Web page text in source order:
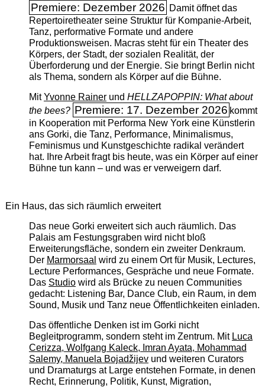
Premiere: Dezember 2026 Damit öffnet das
Repertoiretheater seine Struktur für Kompanie-Arbeit,
Tanz, performative Formate und andere
Produktionsweisen. Macras steht für ein Theater des
Körpers, der Stadt, der sozialen Realität, der
Überforderung und der Energie. Sie bringt Berlin nicht
als Thema, sondern als Körper auf die Bühne.
MitYvonne Rainerund HELLZAPOPPIN: What about
the bees? Premiere: 17. Dezember 2026 kommt
in Kooperation mit Performa New York eine Künstlerin
ans Gorki, die Tanz, Performance, Minimalismus,
Feminismus und Kunstgeschichte radikal verändert
hat. Ihre Arbeit fragt bis heute, was ein Körper auf einer
Bühne tun kann – und was er verweigern darf.
Ein Haus, das sich räumlich erweitert
Das neue Gorki erweitert sich auch räumlich. Das
Palais am Festungsgraben wird nicht bloß
Erweiterungsfläche, sondern ein zweiter Denkraum.
Der Marmorsaal wird zu einem Ort für Musik, Lectures,
Lecture Performances, Gespräche und neue Formate.
Das Studiowird als Brücke zu neuen Communities
gedacht: Listening Bar, Dance Club, ein Raum, in dem
Sound, Musik und Tanz neue Öffentlichkeiten einladen.
Das öffentliche Denken ist im Gorki nicht
Begleitprogramm, sondern steht im Zentrum. Mit Luca
Cerizza, Wolfgang Kaleck, Imran Ayata, Mohammad
Salemy, Manuela Bojadžijevund weiteren Curators
und Dramaturgs at Large entstehen Formate, in denen
Recht, Erinnerung, Politik, Kunst, Migration,